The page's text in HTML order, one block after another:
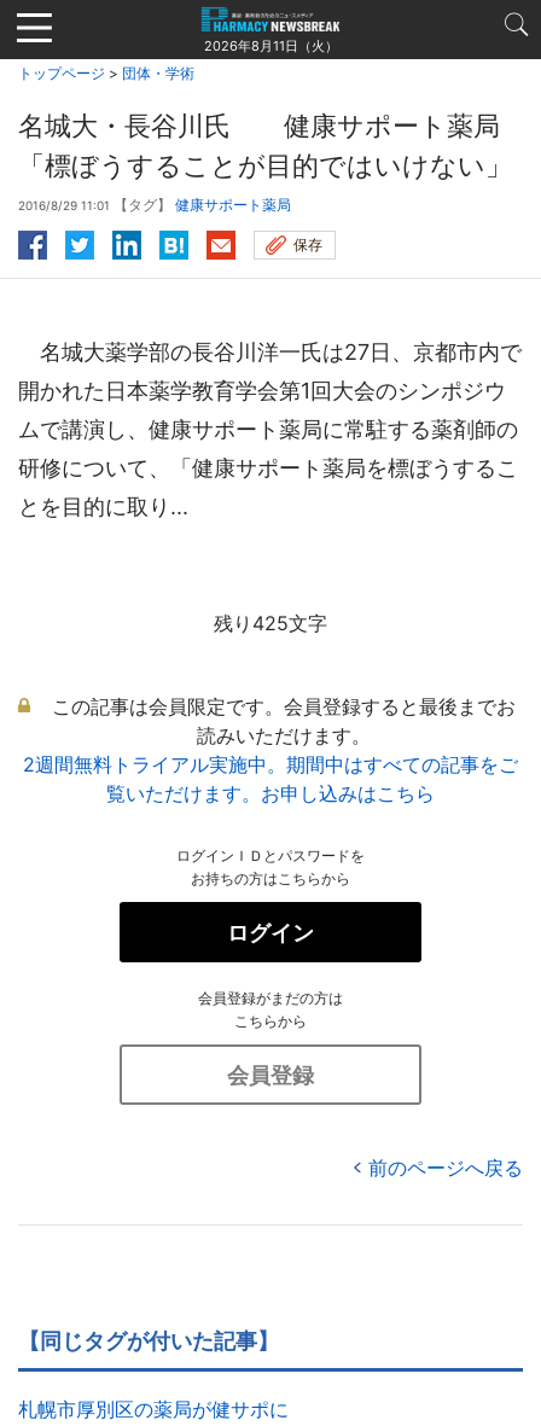
Jump
to
navigation
2026年8月11日（火）
トップページ > 団体・学術
名城大・長谷川氏 健康サポート薬局
「標ぼうすることが目的ではいけない」
2016/8/29 11:01 【タグ】 健康サポート薬局
保存
名城大薬学部の長谷川洋一氏は27日、京都市内で
開かれた日本薬学教育学会第1回大会のシンポジウ
ムで講演し、健康サポート薬局に常駐する薬剤師の
研修について、「健康サポート薬局を標ぼうするこ
とを目的に取り...
残り425文字
この記事は会員限定です。会員登録すると最後までお
読みいただけます。
2週間無料トライアル実施中。期間中はすべての記事をご
覧いただけます。お申し込みはこちら
ログインＩＤとパスワードを
お持ちの方はこちらから
ログイン
会員登録がまだの方は
こちらから
会員登録
前のページへ戻る
【同じタグが付いた記事】
札幌市厚別区の薬局が健サポに